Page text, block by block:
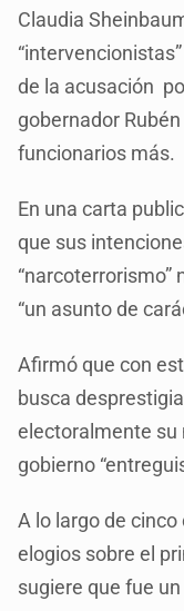
Claudia
de la acusación
gobernador
funcionarios más.
En una carta
que sus
“narcoterrorismo”
“un asunto de
Afirmó que con
busca
electoralmente su
gobierno
A lo largo de
elogios sobre el
sugiere que fue